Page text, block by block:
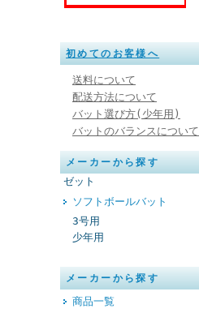
初めてのお客様へ
送料について
配送方法について
バット選び方(少年用)
バットのバランスについて
メーカーから探す
ゼット
ソフトボールバット
3号用
少年用
メーカーから探す
商品一覧